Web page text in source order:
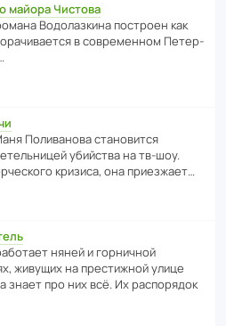
майора Чистова
Водо­ла­з­кина пост­роен как
в совре­менном Пете­р­
Поли­ва­нова стано­вится
убийства на тв-шоу.
кризиса, она приезжает…
няней и горни­чной
живущих на прес­ти­жной улице
знает про них всё. Их распо­рядок